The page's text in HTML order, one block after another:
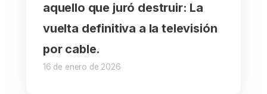
aquello que juró destruir: La
vuelta definitiva a la televisión
por cable.
16 de enero de 2026